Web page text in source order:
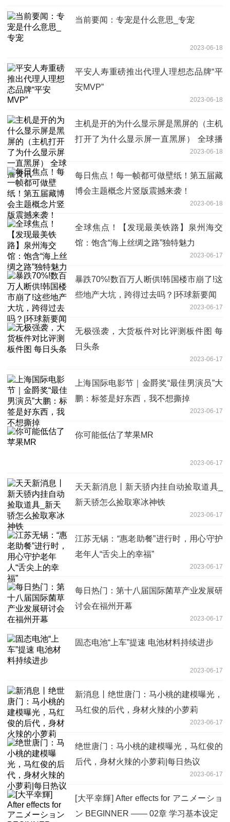
当前要闻：专宠是什么意思_专宠
2023-06-18
平安人寿重磅推出代理人理想态品牌“平
安MVP”
2023-06-18
主机是开的为什么显示屏是黑屏的（主机
打开了为什么显示屏一直黑屏） 全球播
2023-06-18
每日焦点！每一帧都可做壁纸！第五届藏
博会主题概念片竖版震撼来袭！
2023-06-18
全球焦点！【发现最美铁路】泉州海交
馆：饱含“海上丝绸之路”独特魅力
2023-06-17
暴跌70%!数百万人断供!韩国楼市崩了!这
些地产大坑，跨得过去吗？|环球新要闻
2023-06-17
无极强袭，大货板件对比评测板件图 每
日头条
2023-06-17
上海国际电影节｜金爵奖“最佳男演员”大
鹏：标签是好东西，我不想撕掉
2023-06-17
你可能低估了苹果MR
2023-06-17
天天新消息丨新天骄内挂自动捡取道具_
新天骄怎么捡取寒冰神铁
2023-06-17
江苏无锡：“惠老助餐”进行时，用心守护
老年人“舌尖上的幸福”
2023-06-17
每日热门：第十八届国际菌草产业发展研
讨会在福州开幕
2023-06-17
固态电池“上车”提速 电池材料持续进步
2023-06-17
新消息丨绝世唐门：马小桃的建模曝光，
马红俊的后代，身材火辣的小萝莉
2023-06-17
绝世唐门：马小桃的建模曝光，马红俊的
后代，身材火辣的小萝莉|每日热议
2023-06-17
[大平幸輝] After effects for アニメーショ
ン BEGINNER —— 02章 学习基本设定